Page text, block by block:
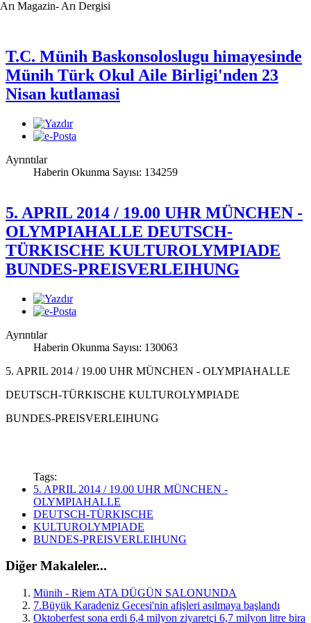
Arı Magazin- Arı Dergisi
T.C. Münih Baskonsoloslugu himayesinde
Münih Türk Okul Aile Birligi'nden 23
Nisan kutlamasi
Ayrıntılar
Haberin Okunma Sayısı: 134259
5. APRIL 2014 / 19.00 UHR MÜNCHEN -
OLYMPIAHALLE DEUTSCH-
TÜRKISCHE KULTUROLYMPIADE
BUNDES-PREISVERLEIHUNG
Ayrıntılar
Haberin Okunma Sayısı: 130063
5. APRIL 2014 / 19.00 UHR MÜNCHEN - OLYMPIAHALLE
DEUTSCH-TÜRKISCHE KULTUROLYMPIADE
BUNDES-PREISVERLEIHUNG
Tags:
5. APRIL 2014 / 19.00 UHR MÜNCHEN -
OLYMPIAHALLE
DEUTSCH-TÜRKISCHE
KULTUROLYMPIADE
BUNDES-PREISVERLEIHUNG
Diğer Makaleler...
Münih - Riem ATA DÜGÜN SALONUNDA
7.Büyük Karadeniz Gecesi'nin afişleri asılmaya başlandı
Oktoberfest sona erdi 6,4 milyon ziyaretçi 6,7 milyon litre bira